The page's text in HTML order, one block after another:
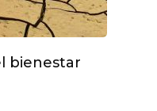
bienestar